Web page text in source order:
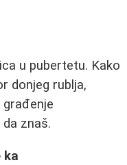
u pubertetu. Kako
donjeg rublja,
znaš.
ka